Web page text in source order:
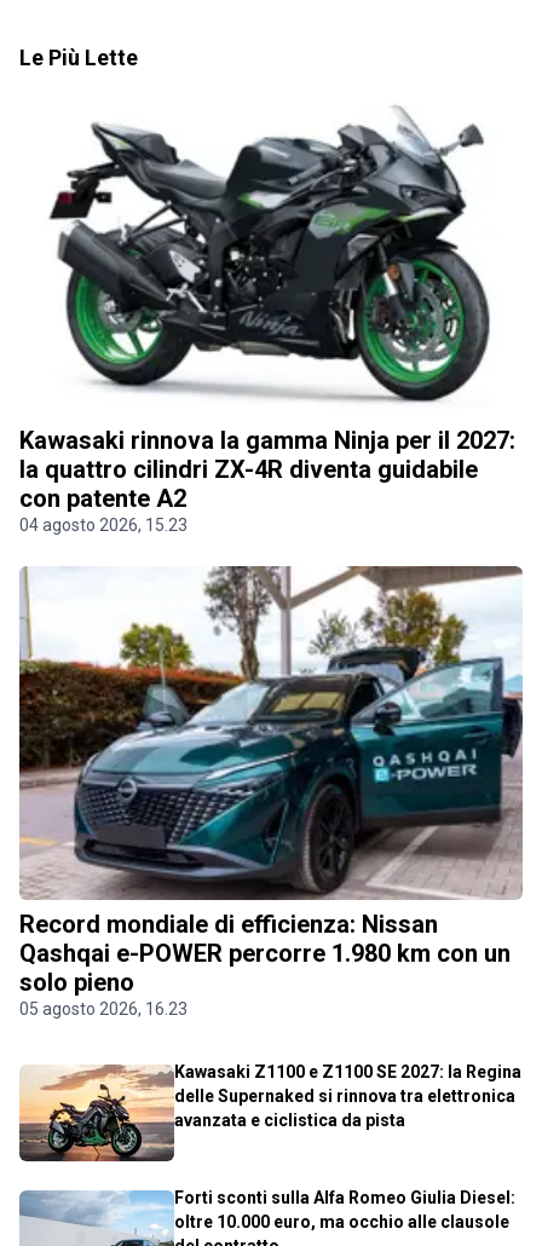
Le Più Lette
Kawasaki rinnova la gamma Ninja per il 2027:
la quattro cilindri ZX-4R diventa guidabile
con patente A2
04 agosto 2026, 15.23
Record mondiale di efficienza: Nissan
Qashqai e-POWER percorre 1.980 km con un
solo pieno
05 agosto 2026, 16.23
Kawasaki Z1100 e Z1100 SE 2027: la Regina
delle Supernaked si rinnova tra elettronica
avanzata e ciclistica da pista
Forti sconti sulla Alfa Romeo Giulia Diesel:
oltre 10.000 euro, ma occhio alle clausole